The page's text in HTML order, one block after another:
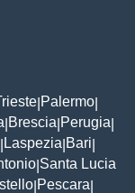
Palermo
Brescia Perugia
Laspezia Bari
Santa Lucia
Pescara